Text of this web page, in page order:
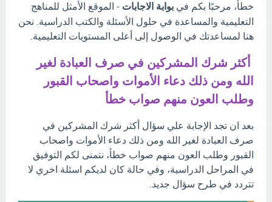
خطأ، مرحبًا بكم في بوابة الاجابات - الموقع الأمثل للمناهج
التعليمية والمساعدة في حلول الأسئلة والكتب الدراسية. نحن
هنا لمساعدتك في الوصول إلى أعلى المستويات التعليمية.
أكثر شرك المشركين في صرف العبادة لغير
الله ومن ذلك دعاء الأموات واصحاب القبور
وطلب العون منهم صواب خطأ
بعد ان تجد الإجابة علي سؤال أكثر شرك المشركين في
صرف العبادة لغير الله ومن ذلك دعاء الأموات واصحاب
القبور وطلب العون منهم صواب خطأ، نتمنى لكم التوفيق
في المراحل الدراسية، وفي حالة كان لديكم اسئلة اخري لا
تتردد في طرح سؤال جديد.